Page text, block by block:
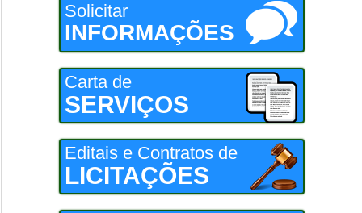
Solicitar
INFORMAÇÕES
Carta de
SERVIÇOS
Editais e Contratos de
LICITAÇÕES